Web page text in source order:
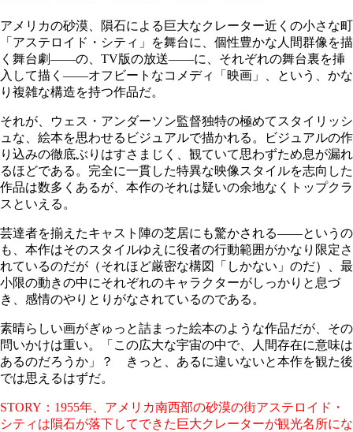
アメリカの砂漠、隕石による巨大なクレーター近くの小さな町
「アステロイド・シティ」を舞台に、個性豊かな人間群像を描
く舞台劇――の、TV版の放送――に、それぞれの舞台裏を挿
入して描く――オフビートなコメディ「映画」、という、かな
り複雑な構造を持つ作品だ。
それが、ウェス・アンダーソン監督独特の極めてスタイリッシ
ュな、絵本を思わせるビジュアルで描かれる。ビジュアルの作
り込みの徹底ぶりはすさまじく、観ていて思わずため息が漏れ
るほどである。完全に一貫した特異な映像スタイルを志向した
作品は数多くあるが、本作のそれは疑いの余地なくトップクラ
スといえる。
芸達者を揃えたキャスト陣の芝居にも驚かされる――というの
も、本作はそのスタイルゆえに役者の行動範囲がかなり限定さ
れているのだが（それほど厳密な構図「しかない」のだ）、最
小限の動きの中にそれぞれのキャラクターがしっかりと息づ
き、感情のやりとりがなされているのである。
素晴らしい画がぎゅっと詰まった絵本のような作品だが、その
問いかけは重い。「この広大な宇宙の中で、人間存在に意味は
あるのだろうか」？ きっと、あるに違いないと本作を観た後
では思えるはずだ。
STORY：1955年、アメリカ南西部の砂漠の街アステロイド・
シティは隕石が落下してできた巨大クレーターが観光名所にな